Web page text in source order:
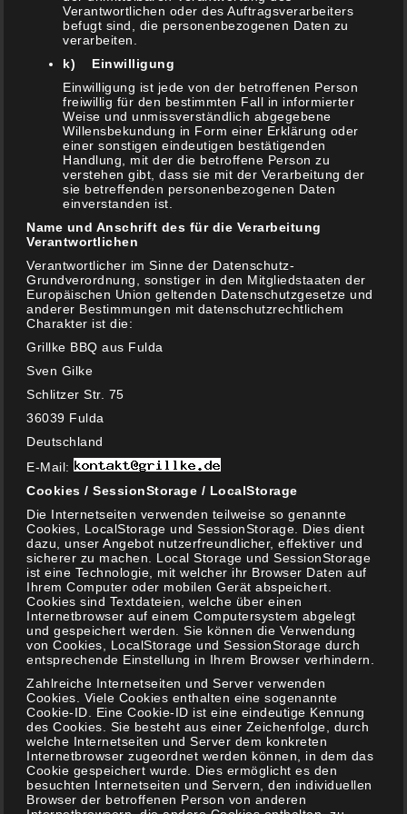
Marinierter Blumenkohl Griechische Art
6. Januar 2021
NEUESTE KOMMENTARE
SchwenkerzuMexikanischer Nacho Burger
SchwenkerzuPastrami Sandwich Toast
Grill – Grillke zu Tortillas, Burittos, Tacos und Co
Svenzu
Schwenker
ARCHIV
Archiv
KATEGORIEN
Allgemeines
(20)
Aktuelles
(8)
Gewinnspiele
Verantwortlichen oder des Auftragsverarbeiters
befugt sind, die personenbezogenen Daten zu
verarbeiten.
k) Einwilligung
Einwilligung ist jede von der betroffenen Person
freiwillig für den bestimmten Fall in informierter
Weise und unmissverständlich abgegebene
Willensbekundung in Form einer Erklärung oder
einer sonstigen eindeutigen bestätigenden
Handlung, mit der die betroffene Person zu
verstehen gibt, dass sie mit der Verarbeitung der
sie betreffenden personenbezogenen Daten
einverstanden ist.
Name und Anschrift des für die Verarbeitung
Verantwortlichen
Verantwortlicher im Sinne der Datenschutz-
Grundverordnung, sonstiger in den Mitgliedstaaten der
Europäischen Union geltenden Datenschutzgesetze und
anderer Bestimmungen mit datenschutzrechtlichem
Charakter ist die:
Grillke BBQ aus Fulda
Sven Gilke
Schlitzer Str. 75
36039 Fulda
Deutschland
E-Mail:
Cookies / SessionStorage / LocalStorage
Die Internetseiten verwenden teilweise so genannte
Cookies, LocalStorage und SessionStorage. Dies dient
dazu, unser Angebot nutzerfreundlicher, effektiver und
sicherer zu machen. Local Storage und SessionStorage
ist eine Technologie, mit welcher ihr Browser Daten auf
Ihrem Computer oder mobilen Gerät abspeichert.
Cookies sind Textdateien, welche über einen
Internetbrowser auf einem Computersystem abgelegt
und gespeichert werden. Sie können die Verwendung
von Cookies, LocalStorage und SessionStorage durch
entsprechende Einstellung in Ihrem Browser verhindern.
Zahlreiche Internetseiten und Server verwenden
Cookies. Viele Cookies enthalten eine sogenannte
Cookie-ID. Eine Cookie-ID ist eine eindeutige Kennung
des Cookies. Sie besteht aus einer Zeichenfolge, durch
welche Internetseiten und Server dem konkreten
Internetbrowser zugeordnet werden können, in dem das
Cookie gespeichert wurde. Dies ermöglicht es den
besuchten Internetseiten und Servern, den individuellen
Browser der betroffenen Person von anderen